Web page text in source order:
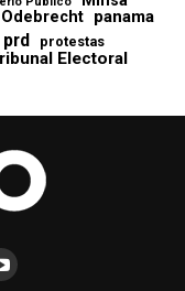
Odebrecht panama
prd protestas
Electoral